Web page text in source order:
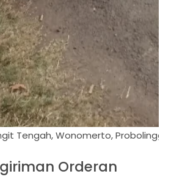
Tengah, Wonomerto, Probolinggo
Orderan